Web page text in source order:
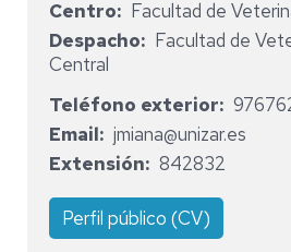
Centro
Facultad de
Despacho
Facultad de
Central
Teléfono exterior
Email
jmiana@unizar.es
Extensión
842832
Perfil público (CV)